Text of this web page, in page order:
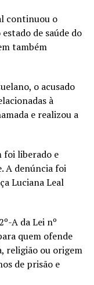
continuou o
de saúde do
também
o acusado
à
e realizou a
foi liberado e
A denúncia foi
Luciana Leal
A da Lei nº
quem ofende
religião ou origem
de prisão e